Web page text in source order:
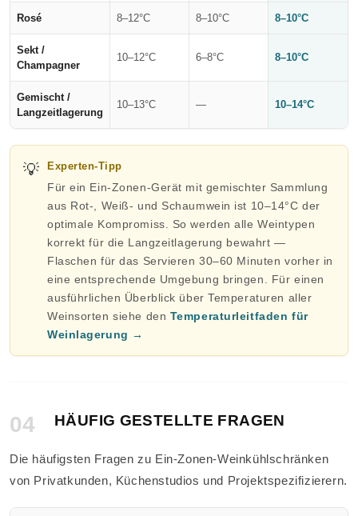
Rosé 8–12°C 8–10°C 8–10°C
Sekt /
Champagner
10–12°C 6–8°C 8–10°C
Gemischt /
Langzeitlagerung
10–13°C — 10–14°C
💡 Experten-Tipp
Für ein Ein-Zonen-Gerät mit gemischter Sammlung
aus Rot-, Weiß- und Schaumwein ist 10–14°C der
optimale Kompromiss. So werden alle Weintypen
korrekt für die Langzeitlagerung bewahrt —
Flaschen für das Servieren 30–60 Minuten vorher in
eine entsprechende Umgebung bringen. Für einen
ausführlichen Überblick über Temperaturen aller
Weinsorten siehe den Temperaturleitfaden für
Weinlagerung →
04 HÄUFIG GESTELLTE FRAGEN
Die häufigsten Fragen zu Ein-Zonen-Weinkühlschränken
von Privatkunden, Küchenstudios und Projektspezifizierern.